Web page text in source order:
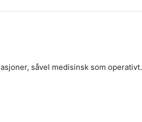
såvel medisinsk som operativt.